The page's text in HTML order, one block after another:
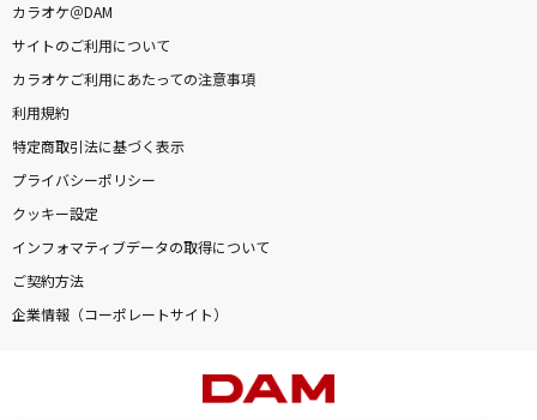
カラオケ＠DAM
サイトのご利用について
カラオケご利用にあたっての注意事項
利用規約
特定商取引法に基づく表示
プライバシーポリシー
クッキー設定
インフォマティブデータの取得について
ご契約方法
企業情報（コーポレートサイト）